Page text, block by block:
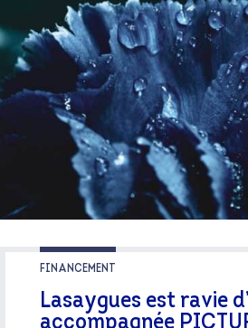
FINANCEMENT
Lasaygues est ravie
accompagnée